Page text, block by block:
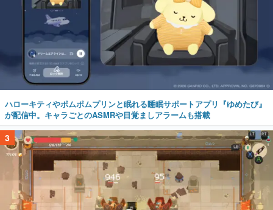
ハローキティやポムポムプリンと眠れる睡眠サポートアプリ『ゆめたび』
が配信中。キャラごとのASMRや目覚ましアラームも搭載
3